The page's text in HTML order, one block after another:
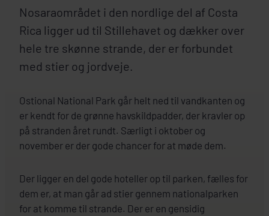
Nosaraområdet i den nordlige del af Costa
Rica ligger ud til Stillehavet og dækker over
hele tre skønne strande, der er forbundet
med stier og jordveje.
Ostional National Park går helt ned til vandkanten og
er kendt for de grønne havskildpadder, der kravler op
på stranden året rundt. Særligt i oktober og
november er der gode chancer for at møde dem.
Der ligger en del gode hoteller op til parken, fælles for
dem er, at man går ad stier gennem nationalparken
for at komme til strande. Der er en gensidig